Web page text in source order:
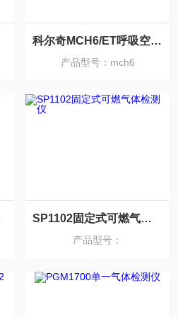
科尔奇MCH6/ET呼吸空气打气泵
产品型号：mch6
SP1102固定式可燃气体检测仪
产品型号：